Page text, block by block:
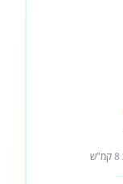
8קמ"ש